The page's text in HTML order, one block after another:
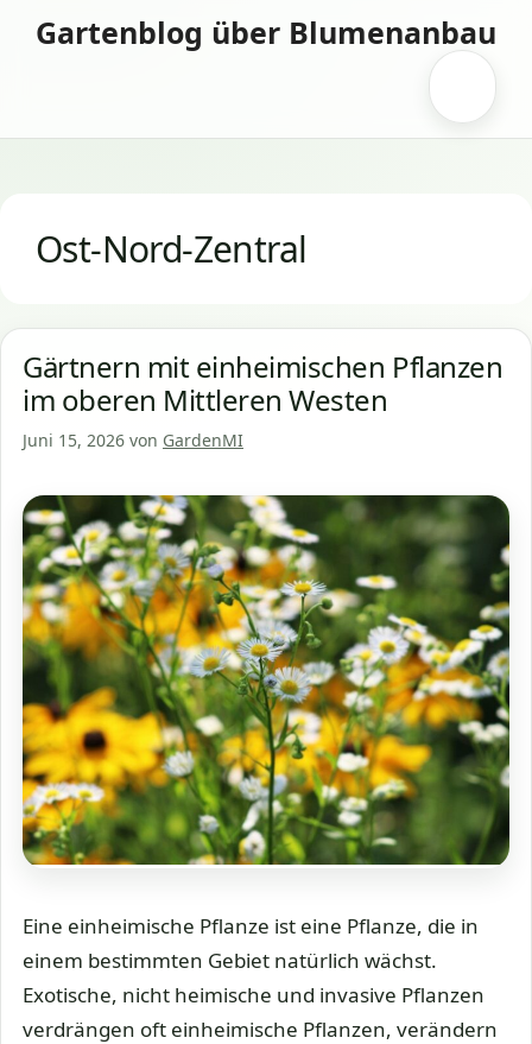
InhaltGartenblog über Blumenanbau
Ost-Nord-Zentral
Gärtnern mit einheimischen Pflanzen
im oberen Mittleren Westen
Juni 15, 2026 von GardenMI
Eine einheimische Pflanze ist eine Pflanze, die in
einem bestimmten Gebiet natürlich wächst.
Exotische, nicht heimische und invasive Pflanzen
verdrängen oft einheimische Pflanzen, verändern